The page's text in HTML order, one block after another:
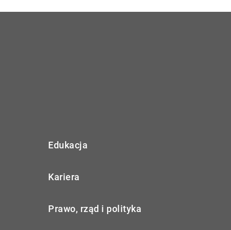
Edukacja
Kariera
Prawo, rząd i polityka